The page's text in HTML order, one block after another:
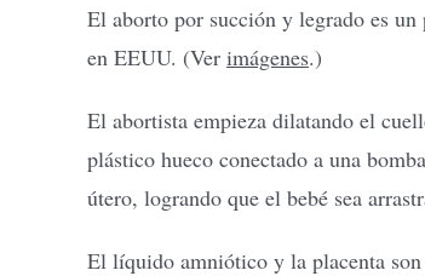
El aborto por succión y legrado es un
en EEUU. (Ver imágenes.)
El abortista empieza dilatando el
plástico hueco conectado a una
útero, logrando que el bebé sea
El líquido amniótico y la placenta